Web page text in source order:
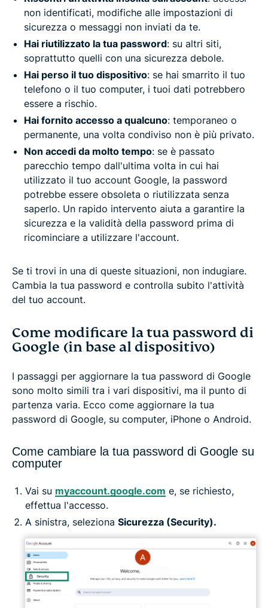
non identificati, modifiche alle impostazioni di
sicurezza o messaggi non inviati da te.
Hai riutilizzato la tua password: su altri siti,
soprattutto quelli con una sicurezza debole.
Hai perso il tuo dispositivo: se hai smarrito il tuo
telefono o il tuo computer, i tuoi dati potrebbero
essere a rischio.
Hai fornito accesso a qualcuno: temporaneo o
permanente, una volta condiviso non è più privato.
Non accedi da molto tempo: se è passato
parecchio tempo dall'ultima volta in cui hai
utilizzato il tuo account Google, la password
potrebbe essere obsoleta o riutilizzata senza
saperlo. Un rapido intervento aiuta a garantire la
sicurezza e la validità della password prima di
ricominciare a utilizzare l'account.
Se ti trovi in una di queste situazioni, non indugiare.
Cambia la tua password e controlla subito l'attività
del tuo account.
Come modificare la tua password di
Google (in base al dispositivo)
I passaggi per aggiornare la tua password di Google
sono molto simili tra i vari dispositivi, ma il punto di
partenza varia. Ecco come aggiornare la tua
password di Google, su computer, iPhone o Android.
Come cambiare la tua password di Google su
computer
Vai su myaccount.google.com e, se richiesto,
effettua l'accesso.
A sinistra, seleziona Sicurezza (Security).